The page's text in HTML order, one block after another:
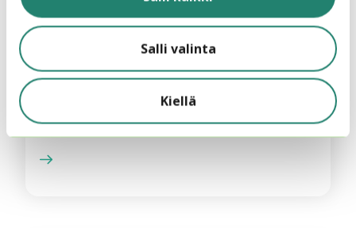
Salli valinta
Kiellä
PODCAST: 2. Arvot, sivistys ja kestävä
tulevaisuus